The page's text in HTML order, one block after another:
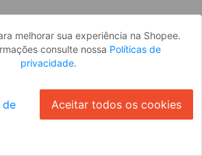
melhorar sua experiência na Shopee.
consulte nossa Políticas de
privacidade.
de
Aceitar todos os cookies